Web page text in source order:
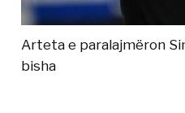
Arteta e paralajmëron
bisha